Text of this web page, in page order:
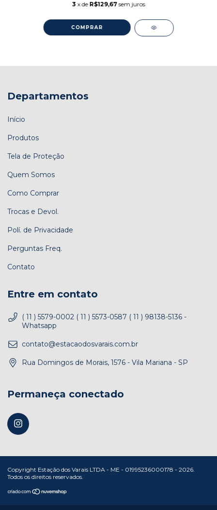
3 x de R$129,67 sem juros
Departamentos
Início
Produtos
Tela de Proteção
Quem Somos
Como Comprar
Trocas e Devol.
Polí. de Privacidade
Perguntas Freq.
Contato
Entre em contato
( 11 ) 5579-0002 ( 11 ) 5573-0587 ( 11 ) 98138-5136 -
Whatsapp
contato@estacaodosvarais.com.br
Rua Domingos de Morais, 1576 - Vila Mariana - SP
Permaneça conectado
Copyright Estação dos Varais LTDA - ME - 01995236000178 - 2026.
Todos os direitos reservados.